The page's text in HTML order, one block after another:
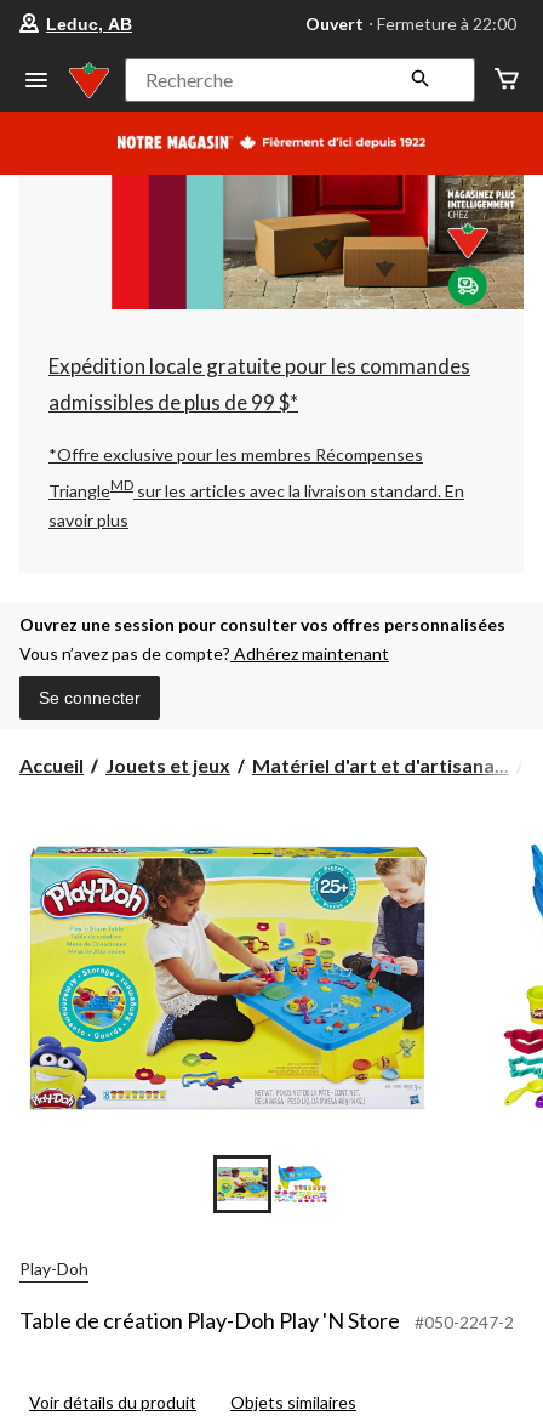
votre
préféré
Leduc,
AB,
courament
Fermeture
à
22:00
cliquer
pour
changer
Leduc, AB Ouvert ⋅ Fermeture à 22:00
Recherche
Expédition locale gratuite pour les commandes
admissibles de plus de 99 $*
*Offre exclusive pour les membres Récompenses
TriangleMD sur les articles avec la livraison standard.En
savoir plus
Ouvrez une session pour consulter vos offres personnalisées
Vous n’avez pas de compte? Adhérez maintenant
Se connecter
Accueil Jouets et jeux Matériel d'art et d'artisana...
Play-Doh
Table de création Play-Doh Play 'N Store #050-2247-2
Voir détails du produit Objets similaires